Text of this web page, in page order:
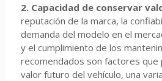
2. Capacidad de conservar
reputación de la marca, la
demanda del modelo en el
y el cumplimiento de los
recomendados son factores que
valor futuro del vehículo, una